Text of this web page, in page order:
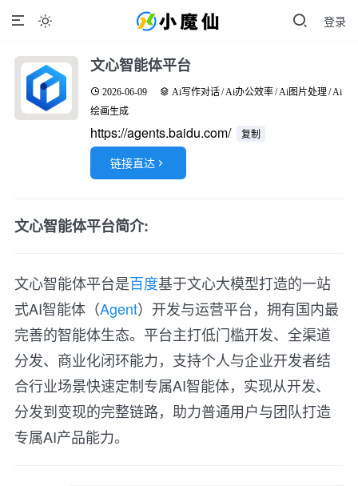
登录

文心智能体平台
2026-06-09 Ai写作对话/ Ai办公效率/ Ai图片处理/ Ai
绘画生成
https://agents.baidu.com/ 复制
链接直达 
文心智能体平台简介:
文心智能体平台是百度基于文心大模型打造的一站
式AI智能体（Agent）开发与运营平台，拥有国内最
完善的智能体生态。平台主打低门槛开发、全渠道
分发、商业化闭环能力，支持个人与企业开发者结
合行业场景快速定制专属AI智能体，实现从开发、
分发到变现的完整链路，助力普通用户与团队打造
专属AI产品能力。